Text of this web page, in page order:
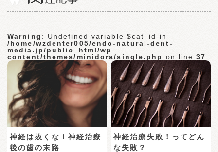
Warning : Undefined variable $cat_id in
/home/wzdenter005/endo-natural-dent-
media.jp/public_html/wp-
content/themes/minidora/single.php
on line37
神経は抜くな！神経治療
後の歯の末路
神経治療失敗！ってどん
な失敗？